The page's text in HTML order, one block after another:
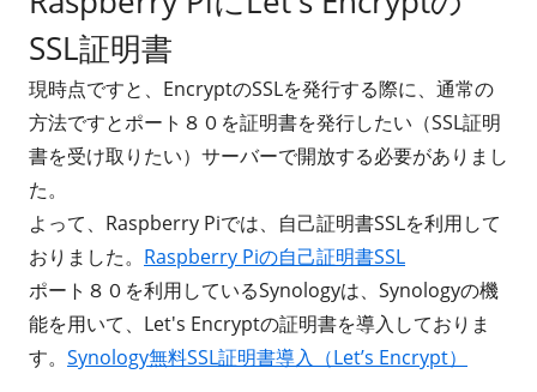
SSL証明書
現時点ですと、EncryptのSSLを発行する際に、通常の
方法ですとポート８０を証明書を発行したい（SSL証明
書を受け取りたい）サーバーで開放する必要がありまし
た。
よって、Raspberry Piでは、自己証明書SSLを利用して
おりました。 Raspberry Piの自己証明書SSL
ポート８０を利用しているSynologyは、Synologyの機
能を用いて、Let's Encryptの証明書を導入しておりま
す。 Synology無料SSL証明書導入（Let’s Encrypt）